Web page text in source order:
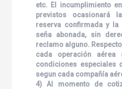
etc. El incumplimiento
previstos ocasionará
reserva confirmada y
seña abonada, sin
reclamo alguno.
cada operación
condiciones especiales
segun cada compañía
4) Al momento de